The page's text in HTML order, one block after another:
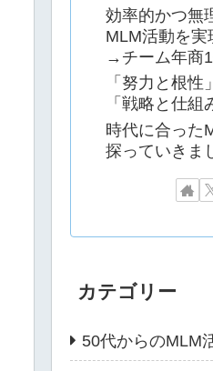
効率的かつ無
MLM活動を実
→チーム年商
「努力と根性
「戦略と仕組
時代に合った
探っていきま
カテゴリー
50代からのMLM